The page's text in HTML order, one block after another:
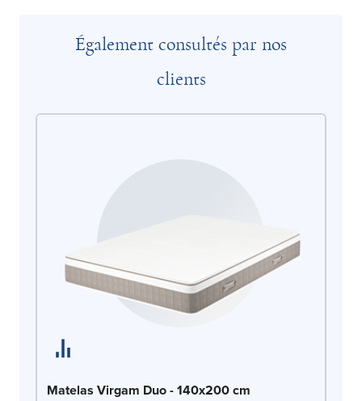
Également consultés par nos
clients
Matelas Virgam Duo - 140x200 cm